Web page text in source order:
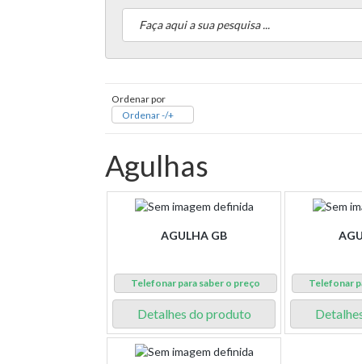
Ordenar por
Ordenar -/+
Agulhas
AGULHA GB
Telefonar para saber o preço
Detalhes do produto
Telefonar